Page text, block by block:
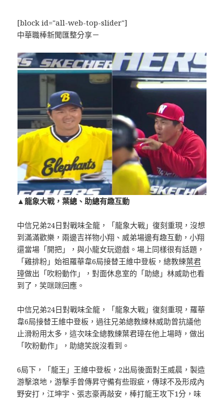
[block id="all-web-top-slider"]
中華職棒新聞匯整分享－
▲龍象大戰，葉總、助總有趣互動
中信兄弟24日對戰味全龍，「龍象大戰」復刻重現，沒想
到滿滿歡樂，兩邊吉祥物小翔、威弟場邊有趣互動，小翔
還當場「開把」，與小龍女玩遊戲。場上同樣很有話題，
「雞排粉」始祖羅華韋6局接替王維中登板，總教練葉君
璋做出「吹粉動作」，對面休息室的「助總」林威助也看
到了，笑咪咪回應。
中信兄弟24日對戰味全龍，「龍象大戰」復刻重現，羅華
韋6局接替王維中登板，過往兄弟總教練林威助曾抗議他
止滑粉用太多，這次味全總教練葉君璋在他上場時，做出
「吹粉動作」，助總笑說沒看到。
6局下，「龍王」王維中登板，2出局後面對王威晨，製造
游擊滾地，游擊手曾傳昇守備有些瑕疵，傳球不及形成內
野安打，江坤宇、張志豪再敲安，棒打龍王攻下1分，味